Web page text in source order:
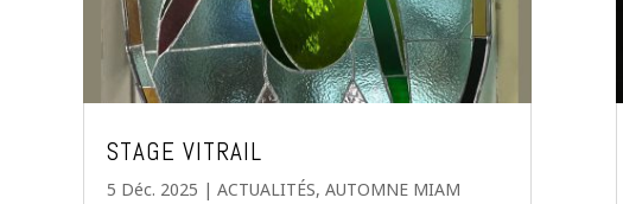
STAGE VITRAIL
5 Déc. 2025 | ACTUALITÉS, AUTOMNE MIAM